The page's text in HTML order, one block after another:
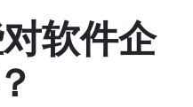
软件企